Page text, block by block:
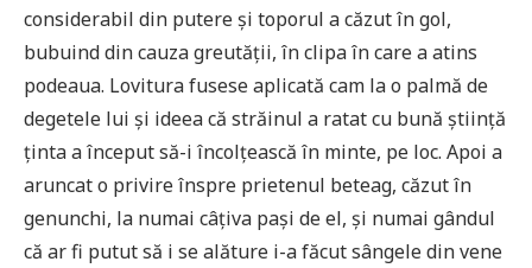
considerabil din putere și toporul a căzut în gol,
bubuind din cauza greutății, în clipa în care a atins
podeaua. Lovitura fusese aplicată cam la o palmă de
degetele lui și ideea că străinul a ratat cu bună știință
ținta a început să-i încolțească în minte, pe loc. Apoi a
aruncat o privire înspre prietenul beteag, căzut în
genunchi, la numai câțiva pași de el, și numai gândul
că ar fi putut să i se alăture i-a făcut sângele din vene